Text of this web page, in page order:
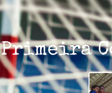
Primeira